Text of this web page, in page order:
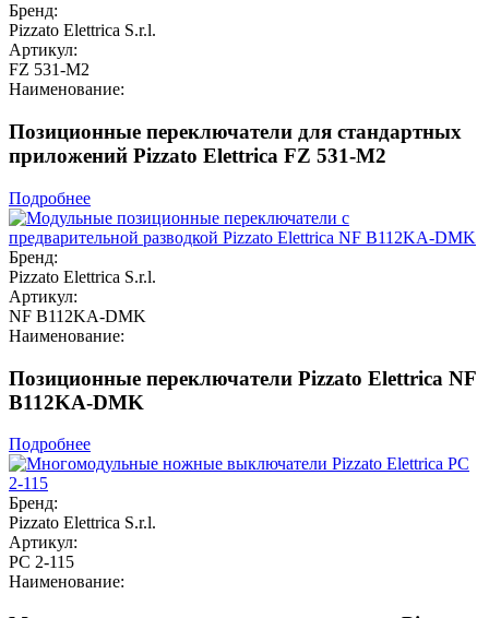
Бренд:
Pizzato Elettrica S.r.l.
Артикул:
FZ 531-M2
Наименование:
Позиционные переключатели для стандартных
приложений Pizzato Elettrica FZ 531-M2
Подробнее
Бренд:
Pizzato Elettrica S.r.l.
Артикул:
NF B112KA-DMK
Наименование:
Позиционные переключатели Pizzato Elettrica NF
B112KA-DMK
Подробнее
Бренд:
Pizzato Elettrica S.r.l.
Артикул:
PC 2-115
Наименование: